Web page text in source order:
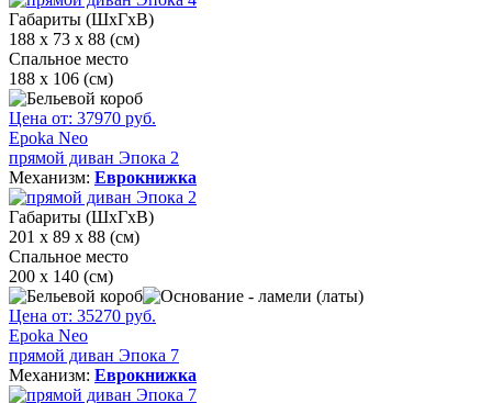
Габариты (ШхГхВ)
188 х 73 х 88 (см)
Спальное место
188 х 106 (см)
Цена от: 37970 руб.
Epoka Neo
прямой диван Эпока 2
Механизм: Еврокнижка
Габариты (ШхГхВ)
201 х 89 х 88 (см)
Спальное место
200 х 140 (см)
Цена от: 35270 руб.
Epoka Neo
прямой диван Эпока 7
Механизм: Еврокнижка